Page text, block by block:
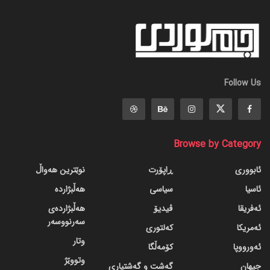
Follow Us
Browse by Category
ئابووری
ئاسیا
ئەفریقا
ئەمریکا
ئەورووپا
جیهان
ڕاپۆرت
سیاسی
ڤیدیۆ
کەلتوری
کۆمەڵگا
گه‌شت و گه‌شتیاری
نوێترین هەواڵ
هەڵبژاردە
هەڵبژاردەی
سەرنووسەر
وتار
وتووێژ